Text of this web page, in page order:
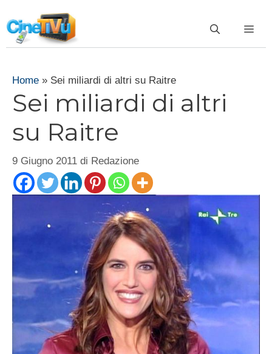
al
contenuto
Home » Sei miliardi di altri su Raitre
Sei miliardi di altri
su Raitre
9 Giugno 2011 di Redazione